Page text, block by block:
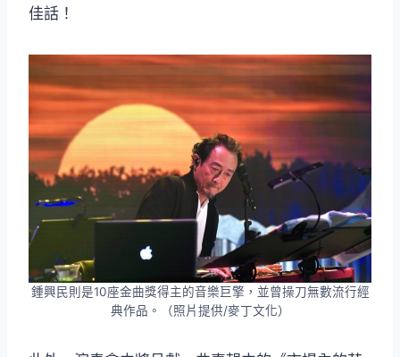
佳話！
鍾興民則是10座金曲獎得主的音樂巨擎，並曾操刀無數流行經
典作品。（照片提供/麥丁文化）